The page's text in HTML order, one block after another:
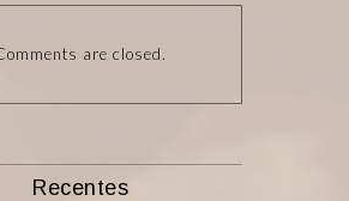
are closed.
Recentes